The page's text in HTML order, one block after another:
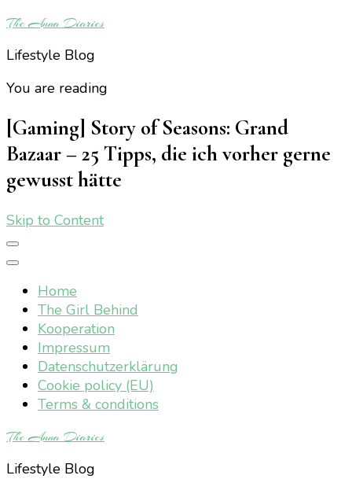
The Anna Diaries
Lifestyle Blog
You are reading
[Gaming] Story of Seasons: Grand
Bazaar – 25 Tipps, die ich vorher gerne
gewusst hätte
Skip to Content
Home
The Girl Behind
Kooperation
Impressum
Datenschutzerklärung
Cookie policy (EU)
Terms & conditions
The Anna Diaries
Lifestyle Blog